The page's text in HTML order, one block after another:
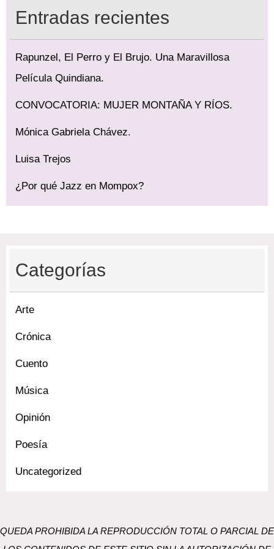
Entradas recientes
Rapunzel, El Perro y El Brujo. Una Maravillosa
Película Quindiana.
CONVOCATORIA: MUJER MONTAÑA Y RÍOS.
Mónica Gabriela Chávez.
Luisa Trejos
¿Por qué Jazz en Mompox?
Categorías
Arte
Crónica
Cuento
Música
Opinión
Poesía
Uncategorized
QUEDA PROHIBIDA LA REPRODUCCIÓN TOTAL O PARCIAL DE